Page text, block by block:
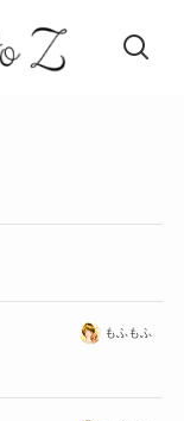
もふもふ